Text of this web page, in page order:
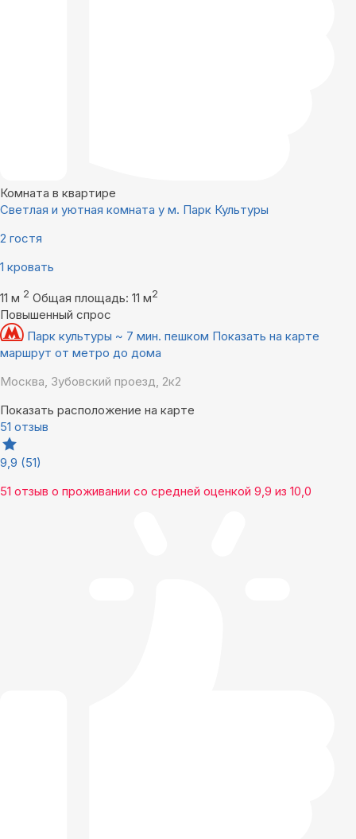
Комната в квартире
Светлая и уютная комната у м. Парк Культуры
2 гостя
1 кровать
11 м 2 Общая площадь: 11 м2
Повышенный спрос
Парк культуры ~ 7 мин. пешком Показать на карте
маршрут от метро до дома
Москва, Зубовский проезд, 2к2
Показать расположение на карте
51 отзыв
9,9 (51)
51 отзыв о проживании со средней оценкой 9,9 из 10,0